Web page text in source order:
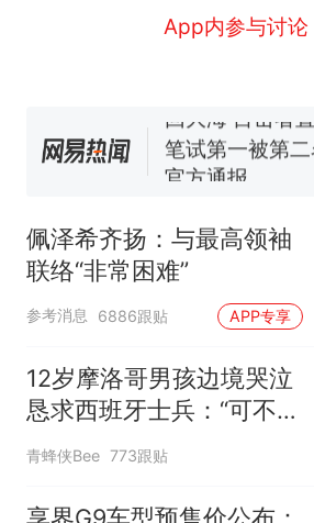
App内参与讨论
源；曾用手绘图
协会回应
男子上山采菌偶
来源：参考消
笔试第一被第
官方通报
间创作“悬浮字
3D！
热
“不想干了特
似南京大学数
传，院方回应
源；曾用手绘
佩泽希齐扬：与最高领袖
联络“非常困难”
参考消息 6886跟贴 APP专享
12岁摩洛哥男孩边境哭泣
恳求西班牙士兵：“可不可
以不要把我遣返回国”
青蜂侠Bee 773跟贴